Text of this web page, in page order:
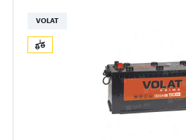
VOLAT